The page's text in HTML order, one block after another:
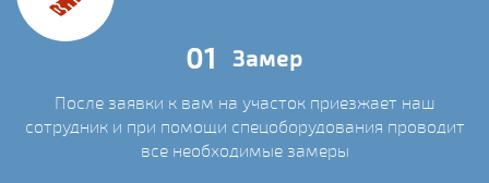
01 Замер
После заявки к вам на участок приезжает наш
сотрудник и при помощи спецоборудования проводит
все необходимые замеры